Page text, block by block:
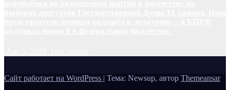
Сайт работает на WordPress | Тема: Newsup, автор Themeansar